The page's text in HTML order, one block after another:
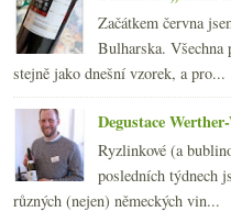
►2016(250)
►2015(251)
2014 (254)
2013
2012(254)
►2011(252)
►2010(249)
► 2009 (249)
Začátkem června
Bulharska. Všechna
stejně jako dnešní vzorek, a pro...
Degustace
Ryzlinkové (a
posledních týdnech
různých (nejen) německých vin...